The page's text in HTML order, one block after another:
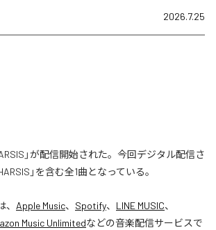
2026.7.25
」が配信開始された。今回デジタル配信さ
」を含む全1曲となっている。
、 Apple Music、 Spotify、 LINE MUSIC、
Music Unlimitedなどの音楽配信サービスで